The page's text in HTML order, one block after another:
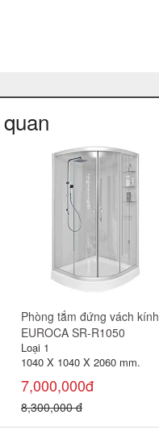
Phòng tắm đứng vách kính
EUROCA SR-V900
Loại 1
900 X 900 X 2030 mm.
6,180,000đ
7,200,000 đ